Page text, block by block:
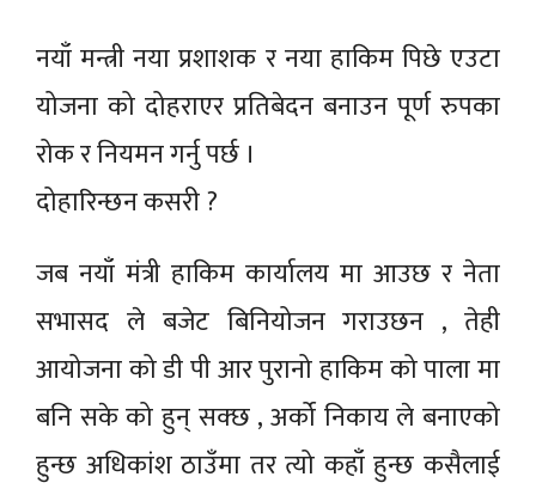
नयाँ मन्त्री नया प्रशाशक र नया हाकिम पिछे एउटा
योजना को दोहराएर प्रतिबेदन बनाउन पूर्ण रुपका
रोक र नियमन गर्नु पर्छ ।
दोहारिन्छन कसरी ?
जब नयाँ मंत्री हाकिम कार्यालय मा आउछ र नेता
सभासद ले बजेट बिनियोजन गराउछन , तेही
आयोजना को डी पी आर पुरानो हाकिम को पाला मा
बनि सके को हुन् सक्छ , अर्को निकाय ले बनाएको
हुन्छ अधिकांश ठाउँमा तर त्यो कहाँ हुन्छ कसैलाई